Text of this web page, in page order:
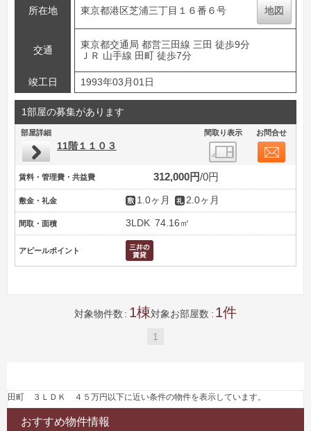
所在地 東京都港区芝浦三丁目１６番６号 地図
交通
東京都交通局 都営三田線 三田 徒歩9分
ＪＲ 山手線 田町 徒歩7分
竣工日 1993年03月01日
1部屋の募集があります
部屋詳細 間取り表示 お問合せ
11階１１０３
賃料・管理費・共益費 312,000円 0円
敷金・礼金 1.0ヶ月 2.0ヶ月
間取・面積 3LDK 74.16㎡
アピールポイント
対象物件数 1 対象お部屋数 1
1
田町 ３ＬＤＫ ４５万円以下に近い条件の物件を表示しています。
おすすめ物件情報